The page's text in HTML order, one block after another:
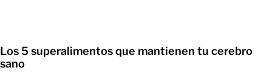
Los 5 superalimentos que mantienen tu cerebro
sano